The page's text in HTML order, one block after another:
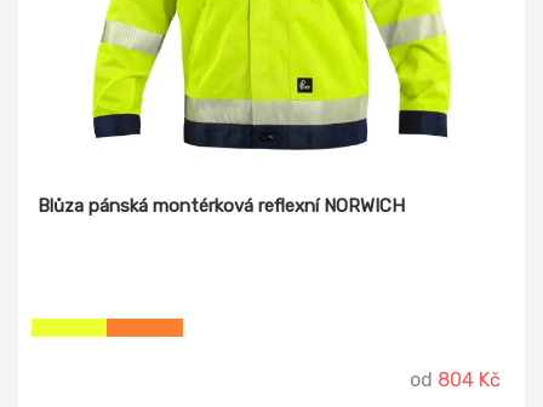
Blůza pánská montérková reflexní NORWICH
od 804 Kč